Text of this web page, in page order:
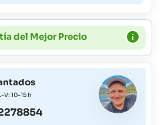
del Mejor Precio
10-15 h